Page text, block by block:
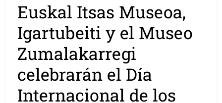
Euskal Itsas Museoa,
Igartubeiti y el Museo
Zumalakarregi
celebrarán el Día
Internacional de los